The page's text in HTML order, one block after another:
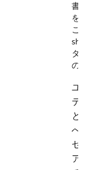
書
を
こ
タ
の
ユ
テ
と
へ
セ
ア